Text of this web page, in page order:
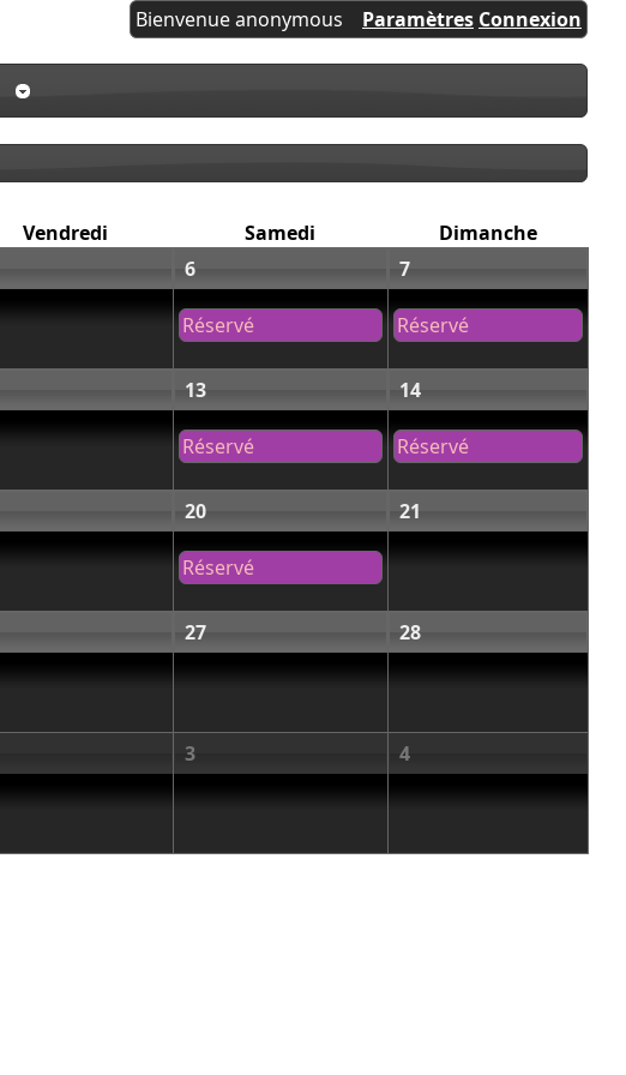
Bienvenue anonymous Paramètres Connexion
Vendredi Samedi
Dimanche
6
Réservé
7
Réservé
13
Réservé
14
Réservé
20
Réservé
21
27 28
3 4